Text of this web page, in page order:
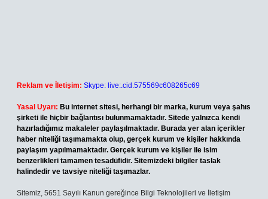
Reklam ve İletişim: Skype: live:.cid.575569c608265c69
Yasal Uyarı: Bu internet sitesi, herhangi bir marka, kurum veya şahıs
şirketi ile hiçbir bağlantısı bulunmamaktadır. Sitede yalnızca kendi
hazırladığımız makaleler paylaşılmaktadır. Burada yer alan içerikler
haber niteliği taşımamakta olup, gerçek kurum ve kişiler hakkında
paylaşım yapılmamaktadır. Gerçek kurum ve kişiler ile isim
benzerlikleri tamamen tesadüfidir. Sitemizdeki bilgiler taslak
halindedir ve tavsiye niteliği taşımazlar.
Sitemiz, 5651 Sayılı Kanun gereğince Bilgi Teknolojileri ve İletişim